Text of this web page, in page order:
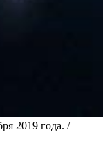
2019 года. /